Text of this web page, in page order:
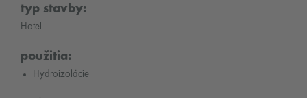
typ stavby:
Hotel
použitia:
Hydroizolácie